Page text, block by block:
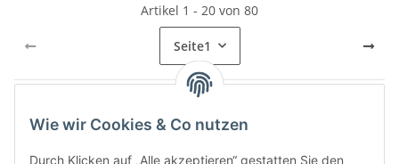
Wie wir Cookies & Co nutzen
Durch Klicken auf „Alle akzeptieren“ gestatten Sie den
Artikel 1 - 20 von 80
Seite1